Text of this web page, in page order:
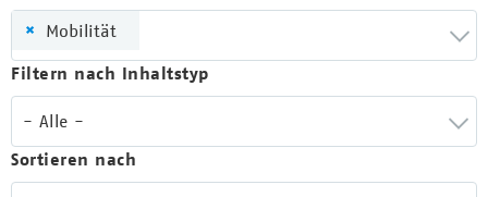
× Mobilität
Filtern nach Inhaltstyp
- Alle -
Sortieren nach